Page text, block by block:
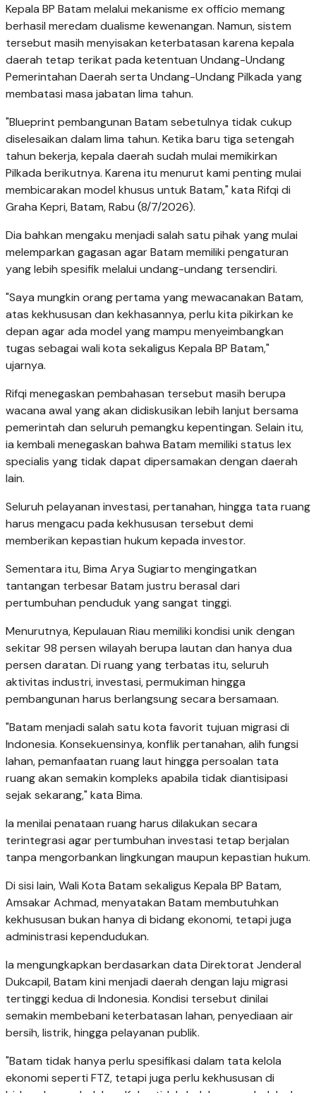
Kepala BP Batam melalui mekanisme ex officio memang
berhasil meredam dualisme kewenangan. Namun, sistem
tersebut masih menyisakan keterbatasan karena kepala
daerah tetap terikat pada ketentuan Undang-Undang
Pemerintahan Daerah serta Undang-Undang Pilkada yang
membatasi masa jabatan lima tahun.
"Blueprint pembangunan Batam sebetulnya tidak cukup
diselesaikan dalam lima tahun. Ketika baru tiga setengah
tahun bekerja, kepala daerah sudah mulai memikirkan
Pilkada berikutnya. Karena itu menurut kami penting mulai
membicarakan model khusus untuk Batam," kata Rifqi di
Graha Kepri, Batam, Rabu (8/7/2026).
Dia bahkan mengaku menjadi salah satu pihak yang mulai
melemparkan gagasan agar Batam memiliki pengaturan
yang lebih spesifik melalui undang-undang tersendiri.
"Saya mungkin orang pertama yang mewacanakan Batam,
atas kekhususan dan kekhasannya, perlu kita pikirkan ke
depan agar ada model yang mampu menyeimbangkan
tugas sebagai wali kota sekaligus Kepala BP Batam,"
ujarnya.
Rifqi menegaskan pembahasan tersebut masih berupa
wacana awal yang akan didiskusikan lebih lanjut bersama
pemerintah dan seluruh pemangku kepentingan. Selain itu,
ia kembali menegaskan bahwa Batam memiliki status lex
specialis yang tidak dapat dipersamakan dengan daerah
lain.
Seluruh pelayanan investasi, pertanahan, hingga tata ruang
harus mengacu pada kekhususan tersebut demi
memberikan kepastian hukum kepada investor.
Sementara itu, Bima Arya Sugiarto mengingatkan
tantangan terbesar Batam justru berasal dari
pertumbuhan penduduk yang sangat tinggi.
Menurutnya, Kepulauan Riau memiliki kondisi unik dengan
sekitar 98 persen wilayah berupa lautan dan hanya dua
persen daratan. Di ruang yang terbatas itu, seluruh
aktivitas industri, investasi, permukiman hingga
pembangunan harus berlangsung secara bersamaan.
"Batam menjadi salah satu kota favorit tujuan migrasi di
Indonesia. Konsekuensinya, konflik pertanahan, alih fungsi
lahan, pemanfaatan ruang laut hingga persoalan tata
ruang akan semakin kompleks apabila tidak diantisipasi
sejak sekarang," kata Bima.
Ia menilai penataan ruang harus dilakukan secara
terintegrasi agar pertumbuhan investasi tetap berjalan
tanpa mengorbankan lingkungan maupun kepastian hukum.
Di sisi lain, Wali Kota Batam sekaligus Kepala BP Batam,
Amsakar Achmad, menyatakan Batam membutuhkan
kekhususan bukan hanya di bidang ekonomi, tetapi juga
administrasi kependudukan.
Ia mengungkapkan berdasarkan data Direktorat Jenderal
Dukcapil, Batam kini menjadi daerah dengan laju migrasi
tertinggi kedua di Indonesia. Kondisi tersebut dinilai
semakin membebani keterbatasan lahan, penyediaan air
bersih, listrik, hingga pelayanan publik.
"Batam tidak hanya perlu spesifikasi dalam tata kelola
ekonomi seperti FTZ, tetapi juga perlu kekhususan di